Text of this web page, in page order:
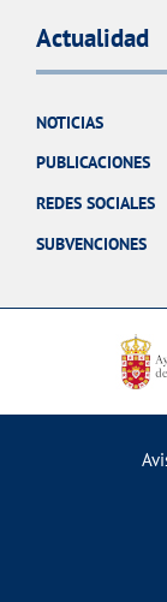
Actualidad
NOTICIAS
PUBLICACIONES
REDES SOCIALES
SUBVENCIONES